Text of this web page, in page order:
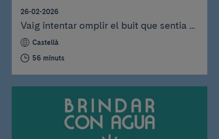
26-02-2026
Vaig intentar omplir el buit que sentia ...
Castellà
56 minuts